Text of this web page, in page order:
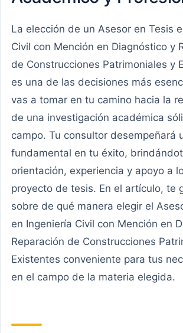
La elección de un Asesor en Tesis
Civil con Mención en Diagnóstico y
de Construcciones Patrimoniales y
es una de las decisiones más
vas a tomar en tu camino hacia la
de una investigación académica
campo. Tu consultor desempeñará
fundamental en tu éxito,
orientación, experiencia y apoyo a
proyecto de tesis. En el artículo, te
sobre de qué manera elegir el
en Ingeniería Civil con Mención en
Reparación de Construcciones
Existentes conveniente para tus
en el campo de la materia elegida.